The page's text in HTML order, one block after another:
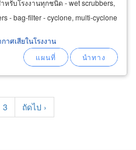
รับโรงงานทุกชนิด - wet scrubbers,
- bag-filter - cyclone, multi-cyclone
ศเสียในโรงงาน
Page
3
Next
page
ถัดไป ›